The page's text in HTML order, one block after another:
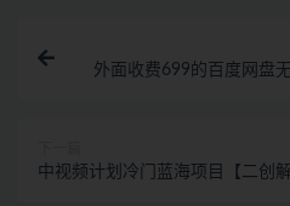
外面收费699的百度网盘
中视频计划冷门蓝海项目【二创